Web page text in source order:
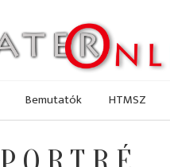
Bemutatók HTMSZ